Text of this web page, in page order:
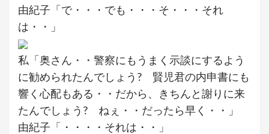
由紀子「で・・・でも・・・そ・・・それ
は・・」
私「奥さん・・警察にもうまく示談にするよう
に勧められたんでしょう? 賢児君の内申書にも
響く心配もある・・だから、きちんと謝りに来
たんでしょう? ねぇ・・だったら早く・・」
由紀子「・・・・それは・・」